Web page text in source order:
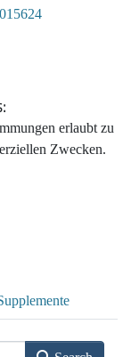
erlaubt zu
Zwecken.